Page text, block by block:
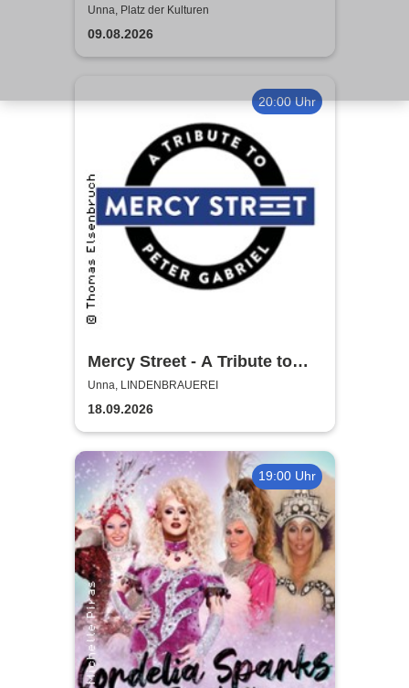
2026
Unna, Platz der Kulturen
09.08.2026
20:00 Uhr
Mercy Street - A Tribute to
Peter Gabriel
Unna, LINDENBRAUEREI
18.09.2026
19:00 Uhr